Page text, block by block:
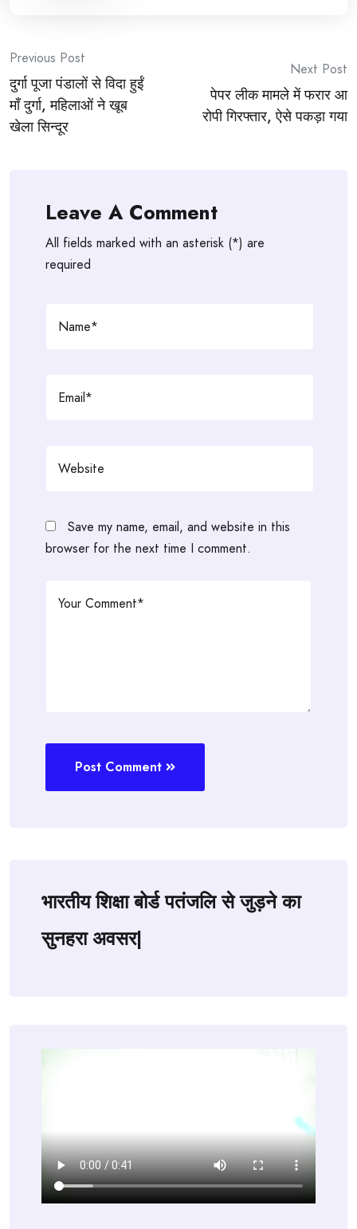
Post
navigation
Previous Post
दुर्गा पूजा पंडालों से विदा हुईं
माँ दुर्गा, महिलाओं ने खूब
खेला सिन्दूर
Next Post
पेपर लीक मामले में फरार आ
रोपी गिरफ्तार, ऐसे पकड़ा गया
Leave A Comment
All fields marked with an asterisk (*) are
required
Save my name, email, and website in this
browser for the next time I comment.
Post Comment
भारतीय शिक्षा बोर्ड पतंजलि से जुड़ने का
सुनहरा अवसर|